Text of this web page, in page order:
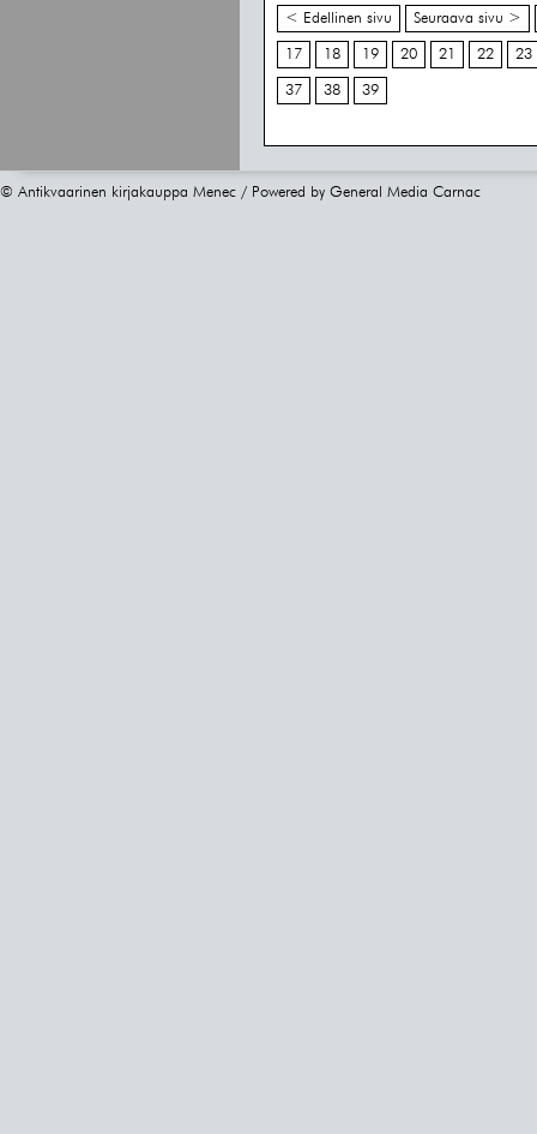
< Edellinen sivu Seuraava sivu >
17 18 19 20 21 22 23
37 38 39
© Antikvaarinen kirjakauppa Menec / Powered by General Media Carnac